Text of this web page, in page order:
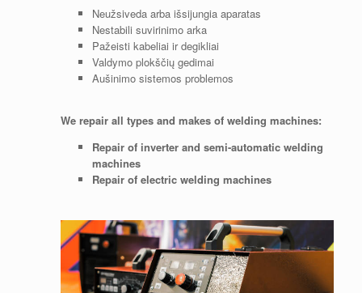
Neužsiveda arba išsijungia aparatas
Nestabili suvirinimo arka
Pažeisti kabeliai ir degikliai
Valdymo plokščių gedimai
Aušinimo sistemos problemos
We repair all types and makes of welding machines:
Repair of inverter and semi-automatic welding
machines
Repair of electric welding machines